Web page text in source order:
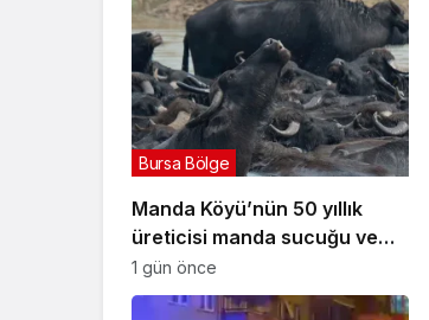
Manda Köyü’nün 50 yıllık
üreticisi manda sucuğu ve
yoğurduyla fark oluşturdu
Bursa Bölge
1 gün önce